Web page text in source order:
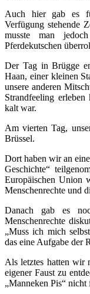
Auch hier gab es
Verfügung stehende
musste man
Pferdekutschen
Der Tag in Brügge
Haan, einer kleinen
unsere anderen
Strandfeeling
kalt war.
Am vierten Tag,
Brüssel.
Dort haben wir an
Geschichte“
Europäischen Union
Menschenrechte und
Danach gab es
Menschenrechte
„Muss ich mich
das eine Aufgabe der
Als letztes hatten wir
eigener Faust zu
„Manneken Pis“ nicht